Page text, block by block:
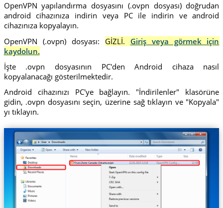
OpenVPN yapılandırma dosyasını (.ovpn dosyası) doğrudan
android cihazınıza indirin veya PC ile indirin ve android
cihazınıza kopyalayın.
OpenVPN (.ovpn) dosyası:
GİZLİ. Giriş veya görmek için
kaydolun.
İşte .ovpn dosyasının PC'den Android cihaza nasıl
kopyalanacağı gösterilmektedir.
Android cihazınızı PC'ye bağlayın. "İndirilenler" klasörüne
gidin, .ovpn dosyasını seçin, üzerine sağ tıklayın ve "Kopyala"
yı tıklayın.
Trust.Zone-Canada-Ontario.ovpn